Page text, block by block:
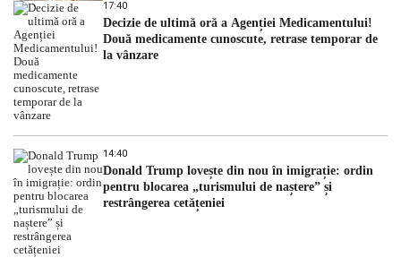
17:40
Decizie de ultimă oră a Agenției Medicamentului!
Două medicamente cunoscute, retrase temporar de
la vânzare
14:40
Donald Trump lovește din nou în imigrație: ordin
pentru blocarea „turismului de naștere” și
restrângerea cetățeniei